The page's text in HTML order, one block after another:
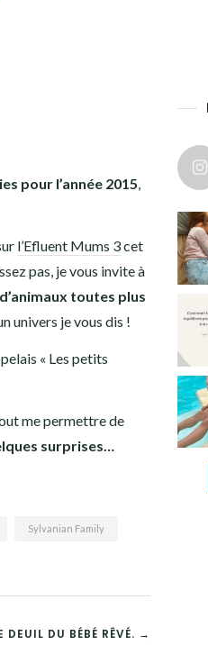
pour l’année 2015,
l’Efluent Mums 3cet
pas, je vous invite à
toutes plus
univers je vous dis !
« Les petits
me permettre de
surprises…
Sylvanian Family
DEUIL DU BÉBÉ RÊVÉ. →